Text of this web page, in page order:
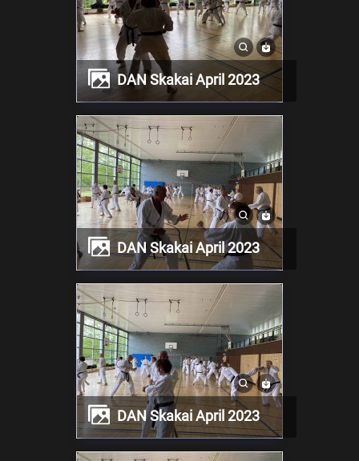
DAN Skakai April 2023
DAN Skakai April 2023
DAN Skakai April 2023